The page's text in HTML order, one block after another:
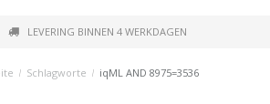
LEVERING BINNEN 4 WERKDAGEN
/ Schlagworte / iqML AND 8975=3536